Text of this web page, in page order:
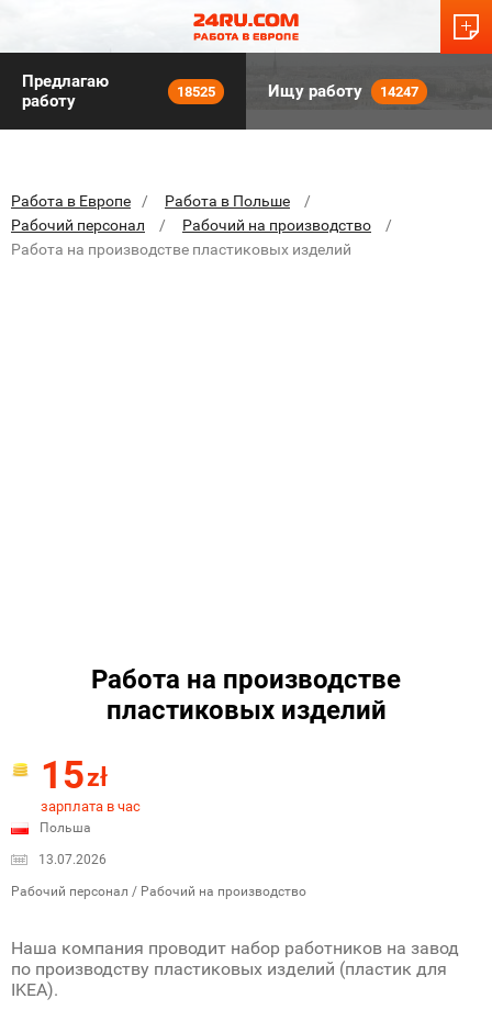
Предлагаю
работу
18525 Ищу работу 14247
Работа в Европе
Работа в Польше
Рабочий персонал
Рабочий на производство
Работа на производстве пластиковых изделий
Работа на производстве
пластиковых изделий
15zł
зарплата в час
Польша
13.07.2026
Рабочий персонал / Рабочий на производство
Наша компания проводит набор работников на завод
по производству пластиковых изделий (пластик для
IKEA).